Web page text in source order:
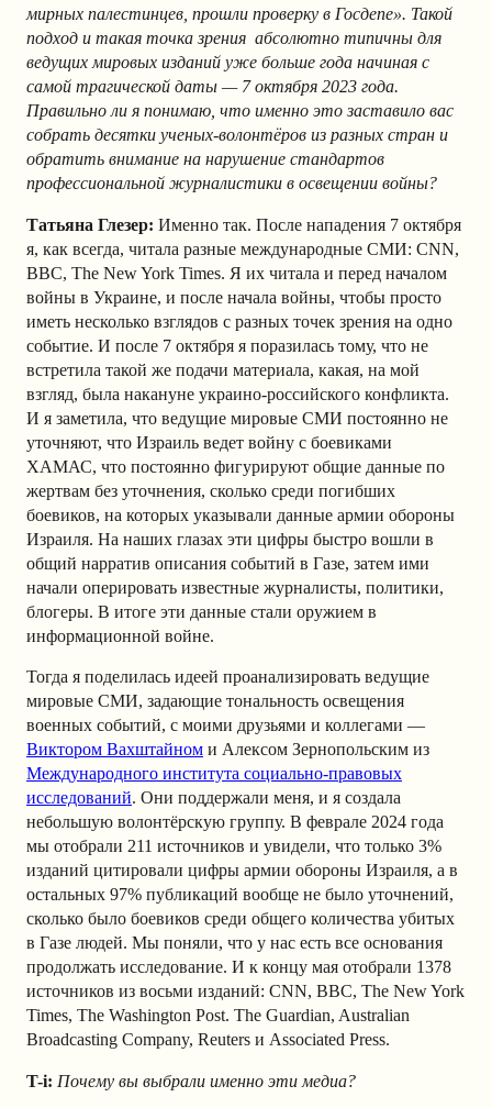
мирных палестинцев, прошли проверку в Госдепе». Такой
подход и такая точка зрения абсолютно типичны для
ведущих мировых изданий уже больше года начиная с
самой трагической даты — 7 октября 2023 года.
Правильно ли я понимаю, что именно это заставило вас
собрать десятки ученых-волонтёров из разных стран и
обратить внимание на нарушение стандартов
профессиональной журналистики в освещении войны?
Татьяна Глезер: Именно так. После нападения 7 октября
я, как всегда, читала разные международные СМИ: CNN,
BBC, The New York Times. Я их читала и перед началом
войны в Украине, и после начала войны, чтобы просто
иметь несколько взглядов с разных точек зрения на одно
событие. И после 7 октября я поразилась тому, что не
встретила такой же подачи материала, какая, на мой
взгляд, была накануне украино-российского конфликта.
И я заметила, что ведущие мировые СМИ постоянно не
уточняют, что Израиль ведет войну с боевиками
ХАМАС, что постоянно фигурируют общие данные по
жертвам без уточнения, сколько среди погибших
боевиков, на которых указывали данные армии обороны
Израиля. На наших глазах эти цифры быстро вошли в
общий нарратив описания событий в Газе, затем ими
начали оперировать известные журналисты, политики,
блогеры. В итоге эти данные стали оружием в
информационной войне.
Тогда я поделилась идеей проанализировать ведущие
мировые СМИ, задающие тональность освещения
военных событий, с моими друзьями и коллегами —
Виктором Вахштайном и Алексом Зернопольским из
Международного института социально-правовых
исследований. Они поддержали меня, и я создала
небольшую волонтёрскую группу. В феврале 2024 года
мы отобрали 211 источников и увидели, что только 3%
изданий цитировали цифры армии обороны Израиля, а в
остальных 97% публикаций вообще не было уточнений,
сколько было боевиков среди общего количества убитых
в Газе людей. Мы поняли, что у нас есть все основания
продолжать исследование. И к концу мая отобрали 1378
источников из восьми изданий: CNN, BBC, The New York
Times, The Washington Post. The Guardian, Australian
Broadcasting Company, Reuters и Associated Press.
T-i: Почему вы выбрали именно эти медиа?